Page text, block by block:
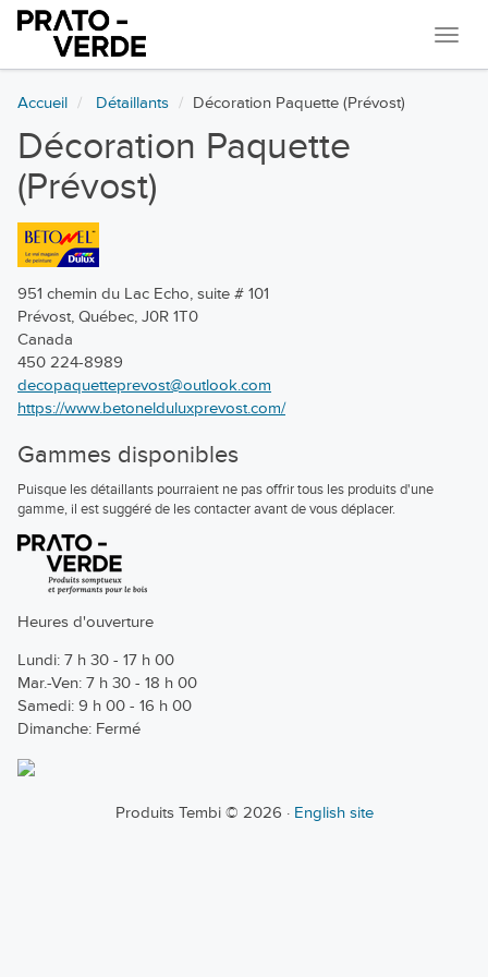
Accueil Détaillants Décoration Paquette (Prévost)
Décoration Paquette
(Prévost)
951 chemin du Lac Echo, suite # 101
Prévost, Québec, J0R 1T0
Canada
450 224-8989
decopaquetteprevost@outlook.com
https://www.betonelduluxprevost.com/
Gammes disponibles
Puisque les détaillants pourraient ne pas offrir tous les produits d'une
gamme, il est suggéré de les contacter avant de vous déplacer.
Heures d'ouverture
Lundi: 7 h 30 - 17 h 00
Mar.-Ven: 7 h 30 - 18 h 00
Samedi: 9 h 00 - 16 h 00
Dimanche: Fermé
Produits Tembi © 2026 · English site